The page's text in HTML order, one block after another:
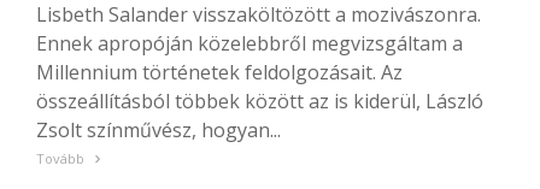
Lisbeth Salander visszaköltözött a mozivászonra.
Ennek apropóján közelebbről megvizsgáltam a
Millennium történetek feldolgozásait. Az
összeállításból többek között az is kiderül, László
Zsolt színművész, hogyan...
Tovább